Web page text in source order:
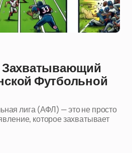
Захватывающий
Футбольной
лига (АФЛ) — это не просто
которое захватывает